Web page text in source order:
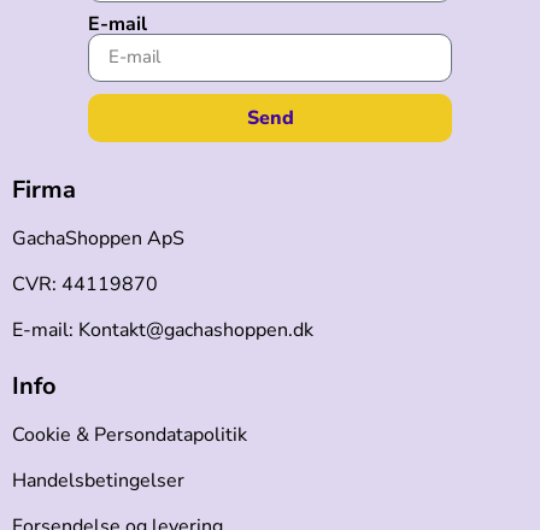
E-mail
Send
Firma
GachaShoppen ApS
CVR: 44119870
E-mail: Kontakt@gachashoppen.dk
Info
Cookie & Persondatapolitik
Handelsbetingelser